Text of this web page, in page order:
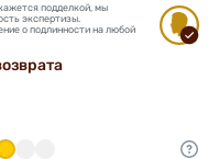
подделкой, мы
экспертизы.
о подлинности на любой